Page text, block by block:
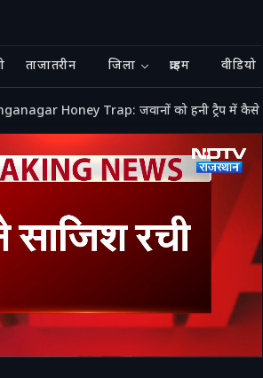
ताजातरीन जिला क्राइम वीडियो
Honey Trap: जवानों को हनी ट्रैप में कैसे